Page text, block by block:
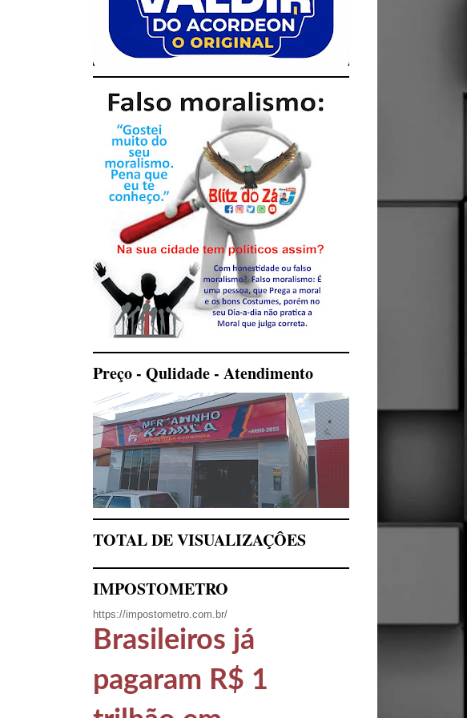
Preço - Qulidade - Atendimento
TOTAL DE VISUALIZAÇÔES
IMPOSTOMETRO
https://impostometro.com.br/
Brasileiros já
pagaram R$ 1